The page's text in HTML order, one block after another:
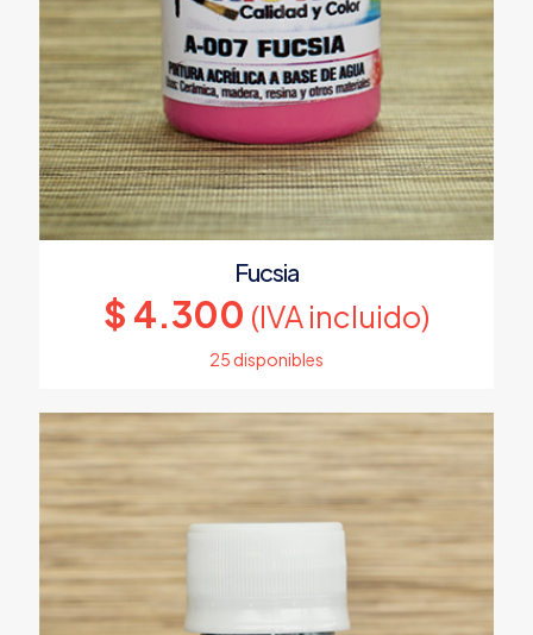
Fucsia
$ 4.300 (IVA incluido)
25 disponibles
producto
Las